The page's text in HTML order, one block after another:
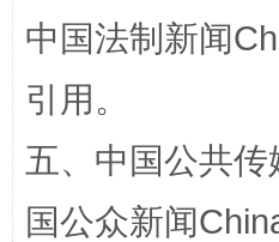
这是一记警钟！
中国法制新闻
引用。
五、中国公共
国公众新闻